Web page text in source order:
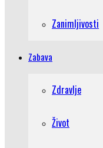
Zanimljivosti
Zabava
Zdravlje
Život